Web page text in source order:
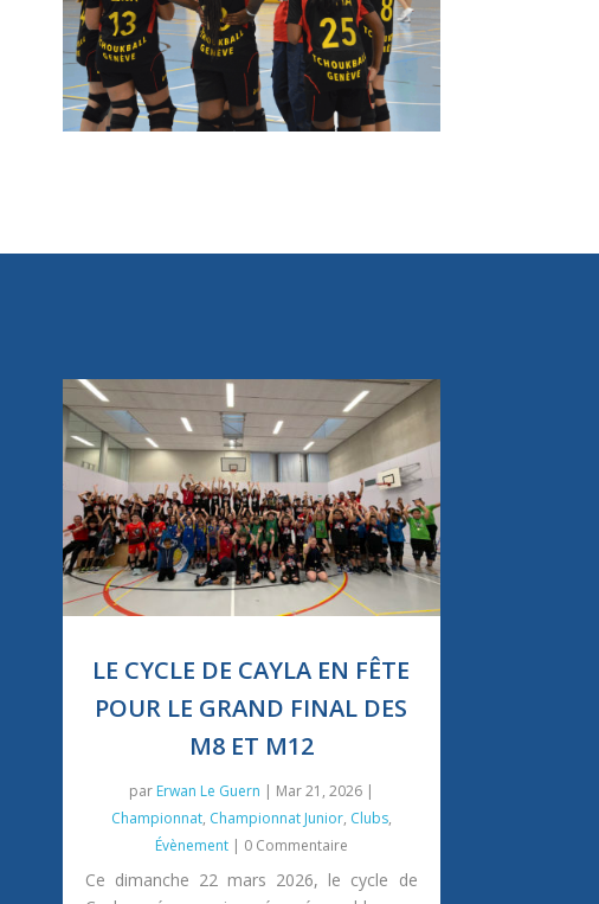
LE CYCLE DE CAYLA EN FÊTE
POUR LE GRAND FINAL DES
M8 ET M12
par Erwan Le Guern | Mar 21, 2026|
Championnat, Championnat Junior, Clubs,
Évènement| 0 Commentaire
Ce dimanche 22 mars 2026, le cycle de